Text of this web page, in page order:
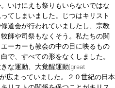
いけにえも祭りもいらないではな
てしまいました。じつはキリスト
道会が行われていましたし、宗教
師や司祭もなくそう。私たちの関
ーカーも教会の中の目に映るもの
で、すべての形をなくしました。
な運動、大覚醒運動(great
広まっていました。２０世紀の日本